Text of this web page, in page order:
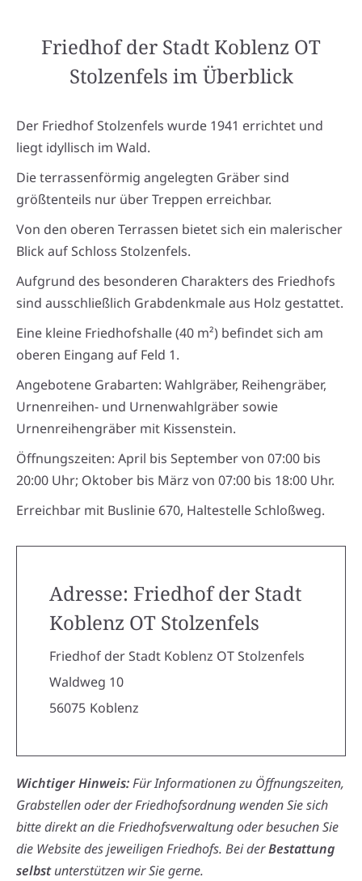
Friedhof der Stadt Koblenz OT
Stolzenfels im Überblick
Der Friedhof Stolzenfels wurde 1941 errichtet und
liegt idyllisch im Wald.
Die terrassenförmig angelegten Gräber sind
größtenteils nur über Treppen erreichbar.
Von den oberen Terrassen bietet sich ein malerischer
Blick auf Schloss Stolzenfels.
Aufgrund des besonderen Charakters des Friedhofs
sind ausschließlich Grabdenkmale aus Holz gestattet.
Eine kleine Friedhofshalle (40 m²) befindet sich am
oberen Eingang auf Feld 1.
Angebotene Grabarten: Wahlgräber, Reihengräber,
Urnenreihen- und Urnenwahlgräber sowie
Urnenreihengräber mit Kissenstein.
Öffnungszeiten: April bis September von 07:00 bis
20:00 Uhr; Oktober bis März von 07:00 bis 18:00 Uhr.
Erreichbar mit Buslinie 670, Haltestelle Schloßweg.
Adresse: Friedhof der Stadt
Koblenz OT Stolzenfels
Friedhof der Stadt Koblenz OT Stolzenfels
Waldweg 10
56075 Koblenz
Wichtiger Hinweis:Für Informationen zu Öffnungszeiten,
Grabstellen oder der Friedhofsordnung wenden Sie sich
bitte direkt an die Friedhofsverwaltung oder besuchen Sie
die Website des jeweiligen Friedhofs. Bei derBestattung
selbstunterstützen wir Sie gerne.